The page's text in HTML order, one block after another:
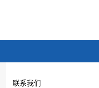
联系我们